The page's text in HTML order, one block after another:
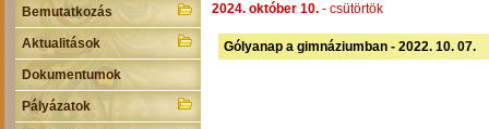
Bemutatkozás
Aktualitások
Dokumentumok
Pályázatok
2024. október 10. - csütörtök
Gólyanap a gimnáziumban - 2022. 10. 07.